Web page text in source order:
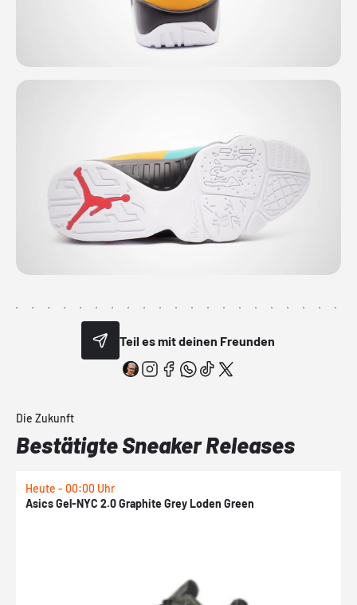
Teil es mit deinen Freunden
Die Zukunft
Bestätigte Sneaker Releases
Heute - 00:00 Uhr
Asics Gel-NYC 2.0 Graphite Grey Loden Green